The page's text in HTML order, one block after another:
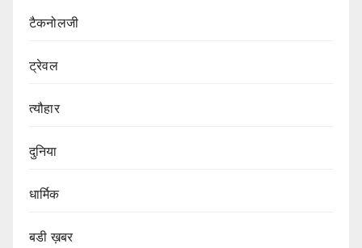
टैकनोलजी
ट्रेवल
त्यौहार
दुनिया
धार्मिक
बडी ख़बर